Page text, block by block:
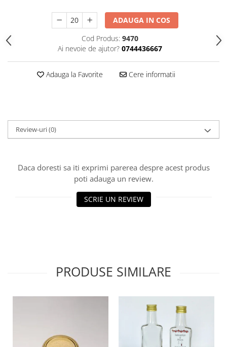
ADAUGA IN COS
Cod Produs: 9470
Ai nevoie de ajutor? 0744436667
Adauga la Favorite Cere informatii
Review-uri(0)
Daca doresti sa iti exprimi parerea despre acest produs
poti adauga un review.
SCRIE UN REVIEW
PRODUSE SIMILARE